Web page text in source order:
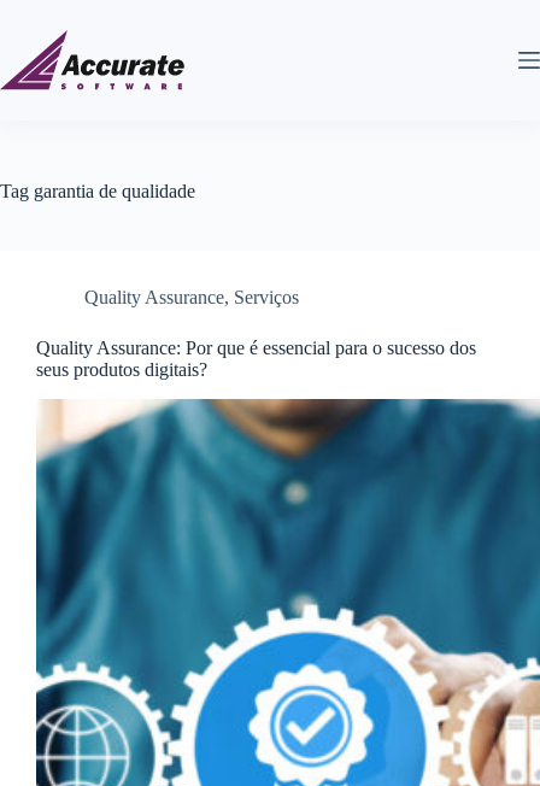
Tag garantia de qualidade
Quality Assurance, Serviços
Quality Assurance: Por que é essencial para o sucesso dos
seus produtos digitais?